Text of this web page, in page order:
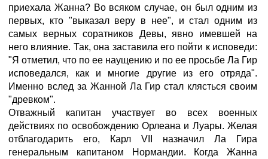
приехала Жанна? Во всяком случае, он был одним из
первых, кто "выказал веру в нее", и стал одним из
самых верных соратников Девы, явно имевшей на
него влияние. Так, она заставила его пойти к исповеди:
"Я отметил, что по ее наущению и по ее просьбе Ла Гир
исповедался, как и многие другие из его отряда".
Именно вслед за Жанной Ла Гир стал клясться своим
"древком".
Отважный капитан участвует во всех военных
действиях по освобождению Орлеана и Луары. Желая
отблагодарить его, Карл VII назначил Ла Гира
генеральным капитаном Нормандии. Когда Жанна